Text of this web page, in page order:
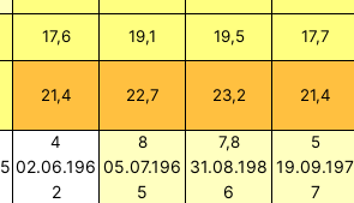
17,6 19,1 19,5 17,7
21,4 22,7 23,2 21,4
4
02.06.196
2
8
05.07.196
5
7,8
31.08.198
6
5
19.09.197
7